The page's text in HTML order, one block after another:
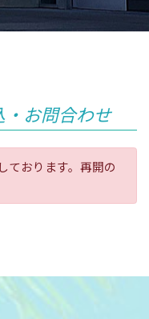
・お問合わせ
ております。再開の